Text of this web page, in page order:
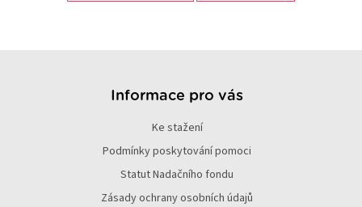
Informace pro vás
Ke stažení
Podmínky poskytování pomoci
Statut Nadačního fondu
Zásady ochrany osobních údajů